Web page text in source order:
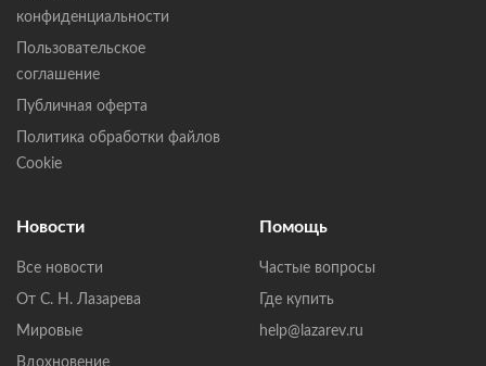
конфиденциальности
Пользовательское
соглашение
Публичная оферта
Политика обработки файлов
Cookie
Новости
Все новости
От С. Н. Лазарева
Мировые
Вдохновение
Помощь
Частые вопросы
Где купить
help@lazarev.ru